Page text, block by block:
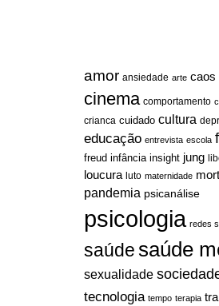
amor ansiedade arte caos
cinema comportamento
crianca cuidado cultura
educação entrevista escola
freud infância insight jung
loucura luto maternidade
pandemia psicanálise
psicologia redes
saúdesaúde
sexualidade
tecnologia tempo terapia